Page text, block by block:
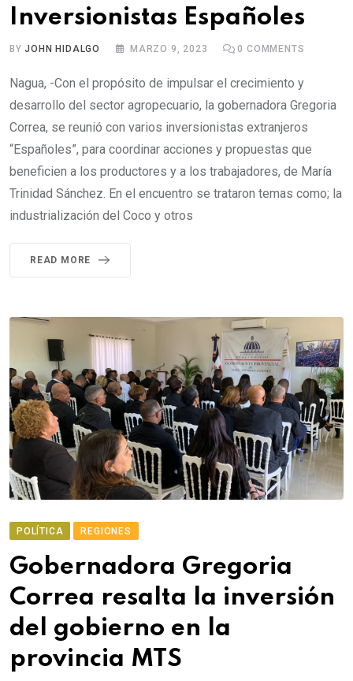
Inversionistas Españoles
BYJOHN HIDALGO MARZO 9, 2023 0 COMMENTS
Nagua, -Con el propósito de impulsar el crecimiento y
desarrollo del sector agropecuario, la gobernadora Gregoria
Correa, se reunió con varios inversionistas extranjeros
“Españoles”, para coordinar acciones y propuestas que
beneficien a los productores y a los trabajadores, de María
Trinidad Sánchez. En el encuentro se trataron temas como; la
industrialización del Coco y otros
READ MORE
POLÍTICA REGIONES
Gobernadora Gregoria
Correa resalta la inversión
del gobierno en la
provincia MTS